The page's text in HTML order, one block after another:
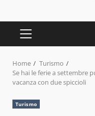
PRIMARY
Home
Turismo
Se hai le ferie a settembre
vacanza con due spiccioli
Turismo